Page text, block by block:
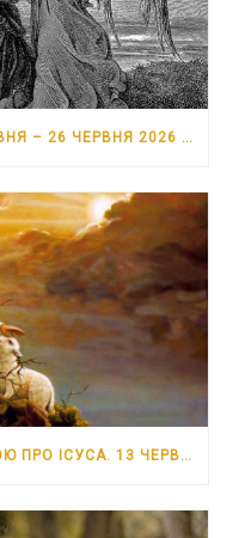
УРОК №13. У ВІЧНІСТЬ. 20 ЧЕРВНЯ – 26 ЧЕРВНЯ 2026 РОКУ
УРОК №12. ПОДІЛІТЬСЯ ВІСТКОЮ ПРО ІСУСА. 13 ЧЕРВНЯ – 19 ЧЕРВНЯ 2026 РОКУ